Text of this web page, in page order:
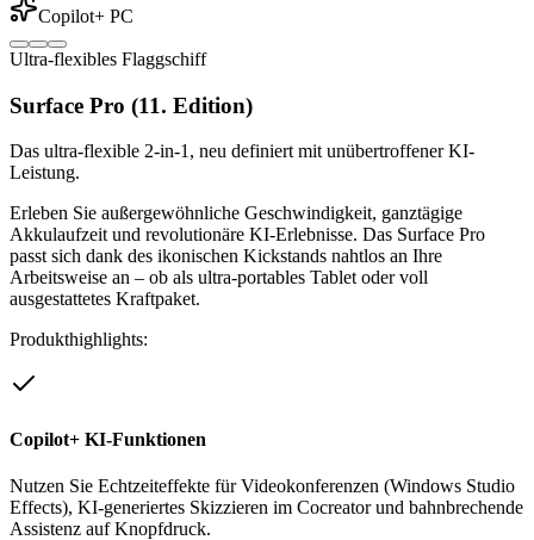
Copilot+ PC
Ultra-flexibles Flaggschiff
Surface Pro (11. Edition)
Das ultra-flexible 2-in-1, neu definiert mit unübertroffener KI-
Leistung.
Erleben Sie außergewöhnliche Geschwindigkeit, ganztägige
Akkulaufzeit und revolutionäre KI-Erlebnisse. Das Surface Pro
passt sich dank des ikonischen Kickstands nahtlos an Ihre
Arbeitsweise an – ob als ultra-portables Tablet oder voll
ausgestattetes Kraftpaket.
Produkthighlights:
Copilot+ KI-Funktionen
Nutzen Sie Echtzeiteffekte für Videokonferenzen (Windows Studio
Effects), KI-generiertes Skizzieren im Cocreator und bahnbrechende
Assistenz auf Knopfdruck.